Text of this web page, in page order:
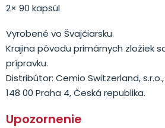
2× 90 kapsúl
Vyrobené vo Švajčiarsku.
Krajina pôvodu primárnych zložiek
prípravku.
Distribútor: Cemio Switzerland,
148 00 Praha 4, Česká republika.
Upozornenie